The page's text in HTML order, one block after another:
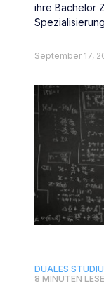
ihre Bachelor
September 17,
DUALES
8 MINUTEN